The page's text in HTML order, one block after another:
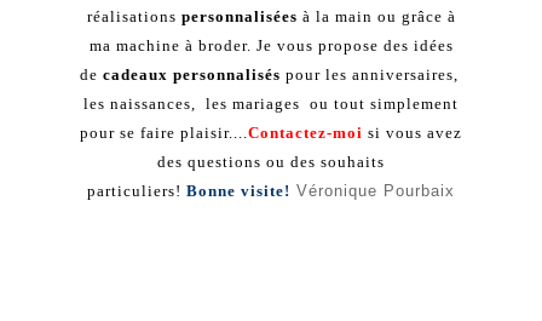
réalisations personnalisées à la main ou grâce à
ma machine à broder. Je vous propose des idées
de cadeaux personnalisés pour les anniversaires,
les naissances, les mariages ou tout simplement
pour se faire plaisir.... Contactez-moi si vous avez
des questions ou des souhaits
particuliers! Bonne visite! Véronique Pourbaix